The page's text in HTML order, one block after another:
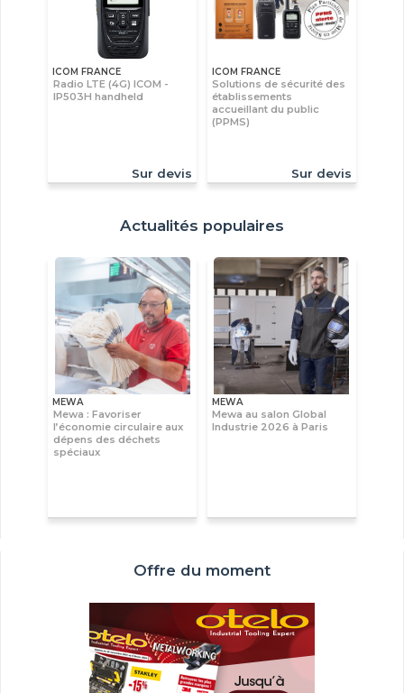
ICOM FRANCE
Radio LTE (4G) ICOM -
IP503H handheld
Sur devis
ICOM FRANCE
Solutions de sécurité des
établissements
accueillant du public
(PPMS)
Sur devis
Actualités populaires
MEWA
Mewa : Favoriser
l’économie circulaire aux
dépens des déchets
spéciaux
MEWA
Mewa au salon Global
Industrie 2026 à Paris
Offre du moment